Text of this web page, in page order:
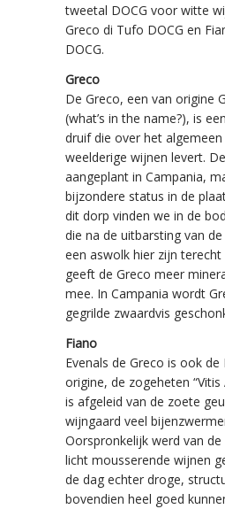
tweetal DOCG voor witte
Greco di Tufo DOCG en
DOCG.
Greco
De Greco, een van origine
(what’s in the name?), is
druif die over het
weelderige wijnen levert.
aangeplant in Campania,
bijzondere status in de
dit dorp vinden we in de
die na de uitbarsting van
een aswolk hier zijn
geeft de Greco meer
mee. In Campania wordt
gegrilde zwaardvis
Fiano
Evenals de Greco is ook de
origine, de zogeheten “Vitis
is afgeleid van de zoete
wijngaard veel
Oorspronkelijk werd van
licht mousserende wijnen
de dag echter droge,
bovendien heel goed